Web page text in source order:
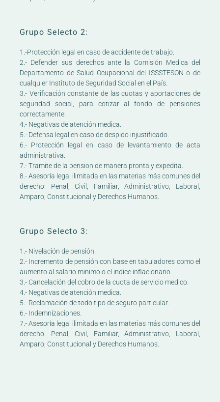
Grupo Selecto 2:
1.-Protección legal en caso de accidente de trabajo.
2.- Defender sus derechos ante la Comisión Medica del
Departamento de Salud Ocupacional del ISSSTESON o de
cualquier Instituto de Seguridad Social en el País.
3.- Verificación constante de las cuotas y aportaciones de
seguridad social, para cotizar al fondo de pensiones
correctamente.
4.- Negativas de atención medica.
5.- Defensa legal en caso de despido injustificado.
6.- Protección legal en caso de levantamiento de acta
administrativa.
7.- Tramite de la pension de manera pronta y expedita.
8.- Asesoría legal ilimitada en las materias más comunes del
derecho: Penal, Civil, Familiar, Administrativo, Laboral,
Amparo, Constitucional y Derechos Humanos.
Grupo Selecto 3:
1.- Nivelación de pensión.
2.- Incremento de pensión con base en tabuladores como el
aumento al salario minimo o el indice inflacionario.
3.- Cancelación del cobro de la cuota de servicio medico.
4.- Negativas de atención medica.
5.- Reclamación de todo tipo de seguro particular.
6.- Indemnizaciones.
7.- Asesoría legal ilimitada en las materias más comunes del
derecho: Penal, Civil, Familiar, Administrativo, Laboral,
Amparo, Constitucional y Derechos Humanos.